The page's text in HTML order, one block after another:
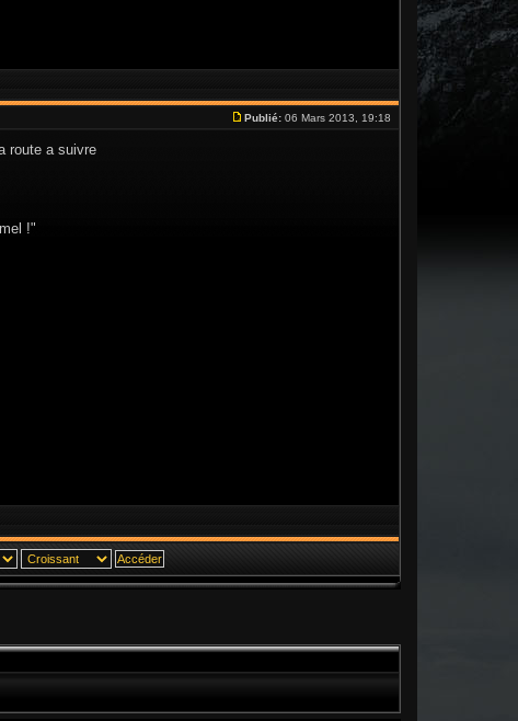
Publié: 06 Mars 2013, 19:18
route a suivre
!"